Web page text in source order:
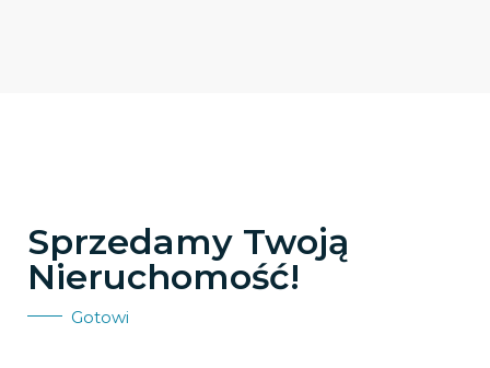
Sprzedamy Twoją
Nieruchomość!
Gotowi